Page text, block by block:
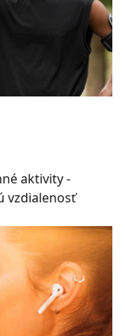
aktivity -
vzdialenosť